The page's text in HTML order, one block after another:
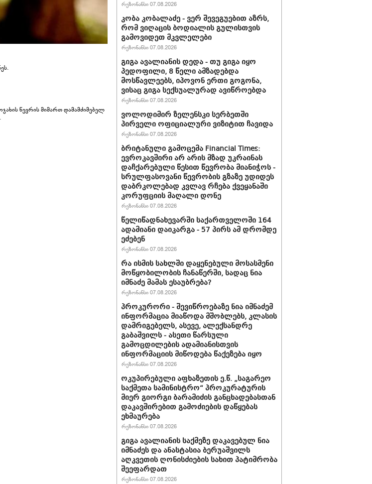
წევრის მიმართ დამამძიმებელ
რეზონანსი 07.08.2026
კობა კობალაძე - ვერ შევეგუებით აზრს,
რომ ვიღაცის ბოდიალის გულისთვის
გამოვიდეთ მკვლელები
რეზონანსი 07.08.2026
გიგა ავალიანის დედა - თუ გიგა იყო
პედოფილი, 8 წელი ამზადებდა
მოსწავლეებს, იპოვონ ერთი გოგონა,
ვისაც გიგა სექსუალურად ავიწროებდა
რეზონანსი 07.08.2026
ვოლოდიმირ ზელენსკი სერბეთში
პირველი ოფიციალური ვიზიტით ჩავიდა
რეზონანსი 07.08.2026
ბრიტანული გამოცემა Financial Times:
ევროკავშირი არ არის მზად უკრაინას
დაჩქარებული წესით წევრობა მიანიჭოს -
სრულფასოვანი წევრობის გზაზე უდიდეს
დაბრკოლებად კვლავ რჩება ქვეყანაში
კორუფციის მაღალი დონე
რეზონანსი 07.08.2026
წელიწადნახევარში საქართველოში 164
ადამიანი დაიკარგა - 57 პირს ამ დრომდე
ეძებენ
რეზონანსი 07.08.2026
რა ისმის სახლში დაყენებული მოსასმენი
მოწყობილობის ჩანაწერში, სადაც ნია
იმნაძე მამას ესაუბრება?
რეზონანსი 07.08.2026
პროკურორი - შევიწროებაზე ნია იმნაძემ
ინფორმაცია მიაწოდა მშობლებს, კლასის
დამრიგებელს, ასევე, ალექსანდრე
გაბაშვილს - ასეთი წარსული
გამოცდილების ადამიანისთვის
ინფორმაციის მიწოდება წაქეზება იყო
რეზონანსი 07.08.2026
ოკუპირებული აფხაზეთის ე.წ. „საგარეო
საქმეთა სამინისტრო“ პროკურატურის
მიერ გიორგი ბარამიძის განცხადებასთან
დაკავშირებით გამოძიების დაწყებას
ეხმაურება
რეზონანსი 07.08.2026
გიგა ავალიანის საქმეზე დაკავებულ ნია
იმნაძეს და ანასტასია ბერუაშვილს
აღკვეთის ღონისძიების სახით პატიმრობა
შეეფარდათ
რეზონანსი 07.08.2026